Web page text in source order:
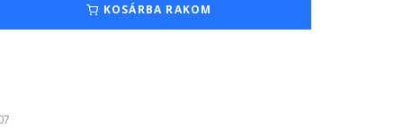
KOSÁRBA RAKOM